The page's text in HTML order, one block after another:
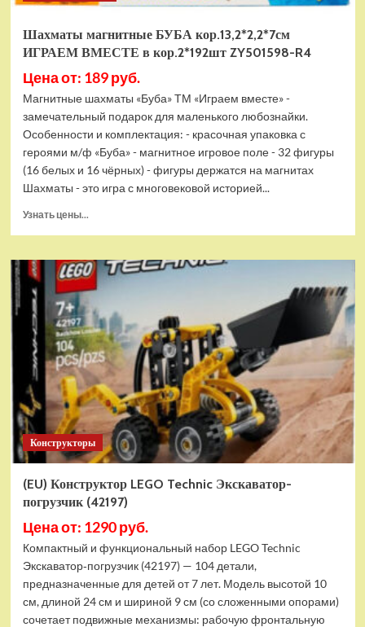
Шахматы магнитные БУБА кор.13,2*2,2*7см
ИГРАЕМ ВМЕСТЕ в кор.2*192шт ZY501598-R4
Цена от: 189 руб.
Магнитные шахматы «Буба» ТМ «Играем вместе» -
замечательный подарок для маленького любознайки.
Особенности и комплектация: - красочная упаковка с
героями м/ф «Буба» - магнитное игровое поле - 32 фигуры
(16 белых и 16 чёрных) - фигуры держатся на магнитах
Шахматы - это игра с многовековой историей...
Узнать цены...
Шахматы
магнитные
БУБА
ИГРАЕМ
ВМЕСТЕ
в
кор.2*192шт
ZY501598-
R4
Конструкторы
(EU) Конструктор LEGO Technic Экскаватор-
погрузчик (42197)
Цена от: 1290 руб.
Компактный и функциональный набор LEGO Technic
Экскаватор‑погрузчик (42197) — 104 детали,
предназначенные для детей от 7 лет. Модель высотой 10
см, длиной 24 см и шириной 9 см (со сложенными опорами)
сочетает подвижные механизмы: рабочую фронтальную